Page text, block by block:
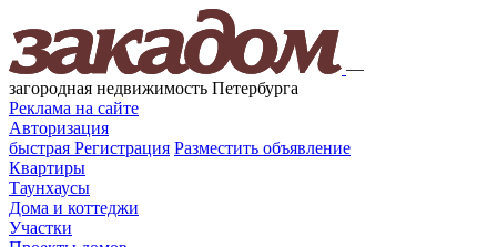
—
загородная недвижимость Петербурга
Реклама на сайте
Авторизация
быстрая Регистрация Разместить объявление
Квартиры
Таунхаусы
Дома и коттеджи
Участки